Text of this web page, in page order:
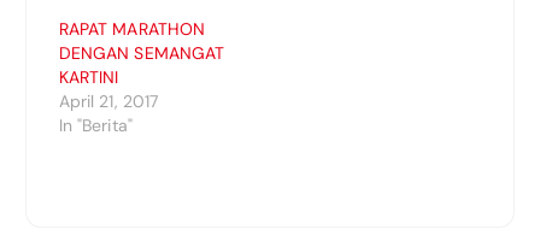
RAPAT MARATHON
DENGAN SEMANGAT
KARTINI
April 21, 2017
In "Berita"